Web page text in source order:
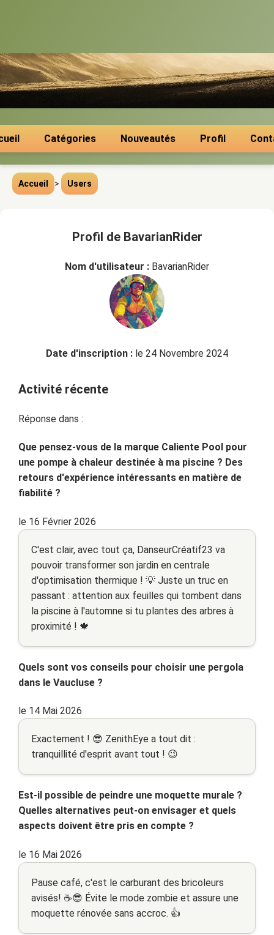
Catégories Nouveautés Profil
Accueil > Users
Profil de BavarianRider
Nom d'utilisateur : BavarianRider
Date d'inscription : le 24 Novembre 2024
Activité récente
Réponse dans :
Que pensez-vous de la marque Caliente Pool pour
une pompe à chaleur destinée à ma piscine ? Des
retours d'expérience intéressants en matière de
fiabilité ?
le 16 Février 2026
C'est clair, avec tout ça, DanseurCréatif23 va
pouvoir transformer son jardin en centrale
d'optimisation thermique ! 💡 Juste un truc en
passant : attention aux feuilles qui tombent dans
la piscine à l'automne si tu plantes des arbres à
proximité ! 🍁
Quels sont vos conseils pour choisir une pergola
dans le Vaucluse ?
le 14 Mai 2026
Exactement ! 😎 ZenithEye a tout dit :
tranquillité d'esprit avant tout ! 😉
Est-il possible de peindre une moquette murale ?
Quelles alternatives peut-on envisager et quels
aspects doivent être pris en compte ?
le 16 Mai 2026
Pause café, c'est le carburant des bricoleurs
avisés! ☕😎 Évite le mode zombie et assure une
moquette rénovée sans accroc. 👍